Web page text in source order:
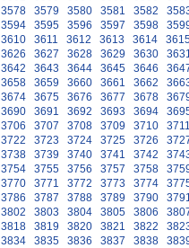
3578 3579 3580 3581 3582
3594 3595 3596 3597 3598
3610 3611 3612 3613 3614
3626 3627 3628 3629 3630
3642 3643 3644 3645 3646
3658 3659 3660 3661 3662
3674 3675 3676 3677 3678
3690 3691 3692 3693 3694
3706 3707 3708 3709 3710
3722 3723 3724 3725 3726
3738 3739 3740 3741 3742
3754 3755 3756 3757 3758
3770 3771 3772 3773 3774
3786 3787 3788 3789 3790
3802 3803 3804 3805 3806
3818 3819 3820 3821 3822
3834 3835 3836 3837 3838